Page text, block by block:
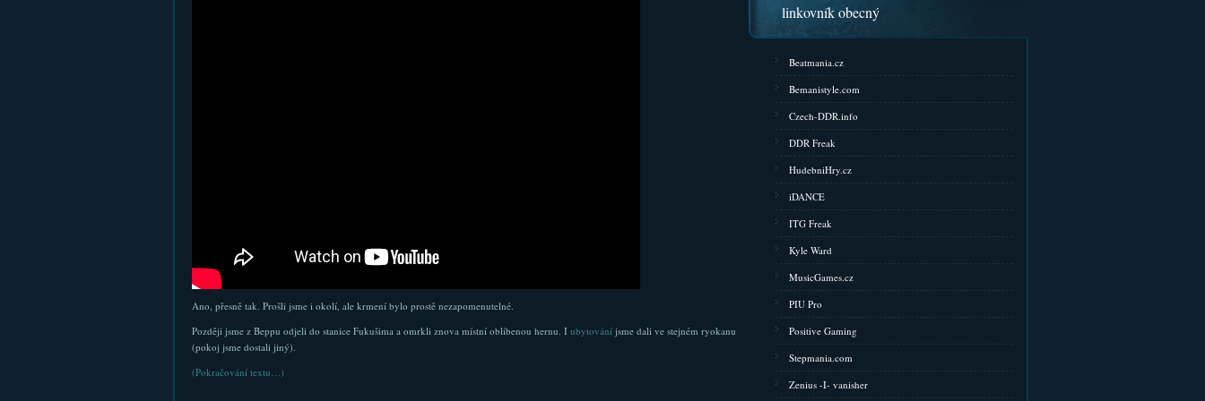
Ano, přesně tak. Prošli jsme i okolí, ale krmení bylo prostě nezapomenutelné.
Později jsme z Beppu odjeli do stanice Fukušima a omrkli znova místní oblíbenou hernu. I ubytováníjsme dali ve stejném ryokanu
(pokoj jsme dostali jiný).
(Pokračování textu…)
linkovník obecný
Beatmania.cz
Bemanistyle.com
Czech-DDR.info
DDR Freak
HudebniHry.cz
iDANCE
ITG Freak
Kyle Ward
MusicGames.cz
PIU Pro
Positive Gaming
Stepmania.com
Zenius -I- vanisher